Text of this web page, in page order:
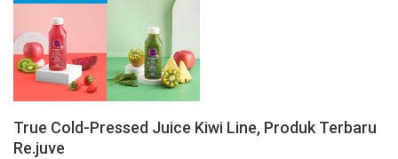
True Cold-Pressed Juice Kiwi Line, Produk Terbaru
Re.juve